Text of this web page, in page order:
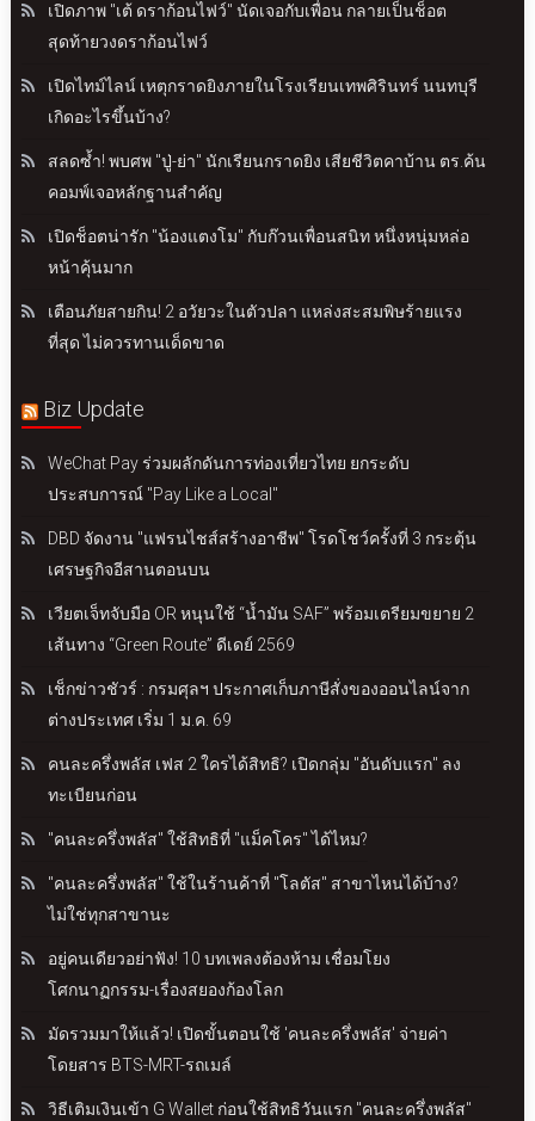
เปิดภาพ "เต้ ดราก้อนไฟว์" นัดเจอกับเพื่อน กลายเป็นช็อต
สุดท้ายวงดราก้อนไฟว์
เปิดไทม์ไลน์ เหตุกราดยิงภายในโรงเรียนเทพศิรินทร์ นนทบุรี
เกิดอะไรขึ้นบ้าง?
สลดซ้ำ! พบศพ "ปู่-ย่า" นักเรียนกราดยิง เสียชีวิตคาบ้าน ตร.ค้น
คอมพ์เจอหลักฐานสำคัญ
เปิดช็อตน่ารัก "น้องแตงโม" กับก๊วนเพื่อนสนิท หนึ่งหนุ่มหล่อ
หน้าคุ้นมาก
เตือนภัยสายกิน! 2 อวัยวะในตัวปลา แหล่งสะสมพิษร้ายแรง
ที่สุด ไม่ควรทานเด็ดขาด
Biz Update
WeChat Pay ร่วมผลักดันการท่องเที่ยวไทย ยกระดับ
ประสบการณ์ "Pay Like a Local"
DBD จัดงาน "แฟรนไชส์สร้างอาชีพ" โรดโชว์ครั้งที่ 3 กระตุ้น
เศรษฐกิจอีสานตอนบน
เวียตเจ็ทจับมือ OR หนุนใช้ “น้ำมัน SAF” พร้อมเตรียมขยาย 2
เส้นทาง “Green Route” ดีเดย์ 2569
เช็กข่าวชัวร์ : กรมศุลฯ ประกาศเก็บภาษีสั่งของออนไลน์จาก
ต่างประเทศ เริ่ม 1 ม.ค. 69
คนละครึ่งพลัส เฟส 2 ใครได้สิทธิ? เปิดกลุ่ม "อันดับแรก" ลง
ทะเบียนก่อน
"คนละครึ่งพลัส" ใช้สิทธิที่ "แม็คโคร" ได้ไหม?
"คนละครึ่งพลัส" ใช้ในร้านค้าที่ "โลตัส" สาขาไหนได้บ้าง?
ไม่ใช่ทุกสาขานะ
อยู่คนเดียวอย่าฟัง! 10 บทเพลงต้องห้าม เชื่อมโยง
โศกนาฏกรรม-เรื่องสยองก้องโลก
มัดรวมมาให้แล้ว! เปิดขั้นตอนใช้ 'คนละครึ่งพลัส' จ่ายค่า
โดยสาร BTS-MRT-รถเมล์
วิธีเติมเงินเข้า G Wallet ก่อนใช้สิทธิวันแรก "คนละครึ่งพลัส"